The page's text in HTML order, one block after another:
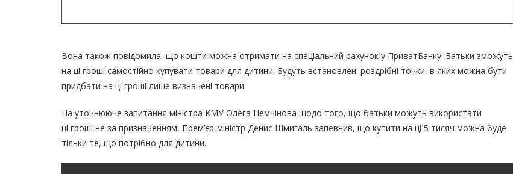
Вона також повідомила, що кошти можна отримати на спеціальний рахунок у ПриватБанку. Батьки зможуть
на ці гроші самостійно купувати товари для дитини. Будуть встановлені роздрібні точки, в яких можна бути
придбати на ці гроші лише визначені товари.
На уточнююче запитання міністра КМУ Олега Немчінова щодо того, що батьки можуть використати
ці гроші не за призначенням, Прем’єр-міністр Денис Шмигаль запевнив, що купити на ці 5 тисяч можна буде
тільки те, що потрібно для дитини.